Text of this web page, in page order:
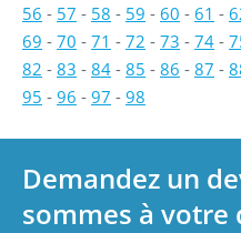
56 - 57 - 58 - 59 - 60 - 61 -
69 - 70 - 71 - 72 - 73 - 74 -
82 - 83 - 84 - 85 - 86 - 87 -
95 - 96 - 97 - 98
Demandez un
sommes à